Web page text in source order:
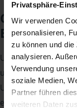
Privatsphäre-
Wir verwenden
personalisieren,
zu können und
analysieren.
Verwendung
soziale Medien,
Partner führen
weiteren Daten
Checkliste
Um Ihre
unsere
Unterlagen von
elektronische